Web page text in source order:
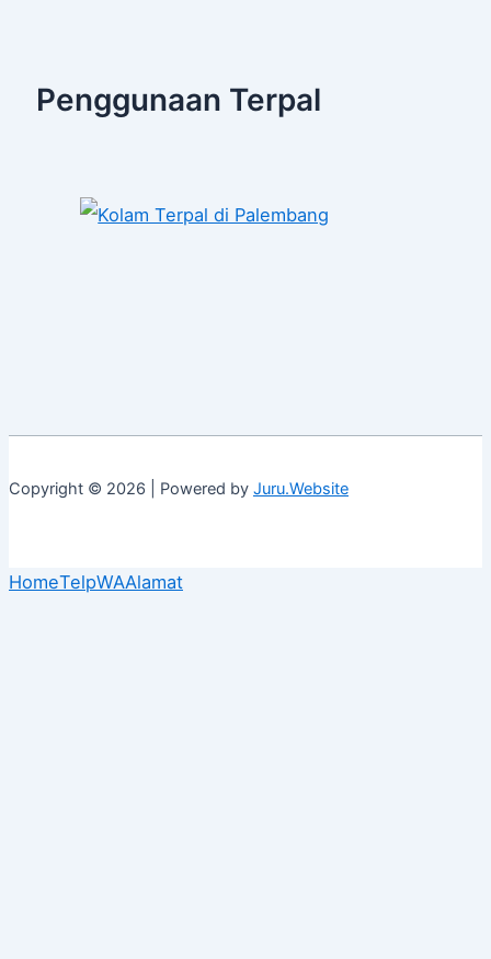
Penggunaan Terpal
Copyright © 2026 | Powered by Juru.Website
HomeTelpWAAlamat